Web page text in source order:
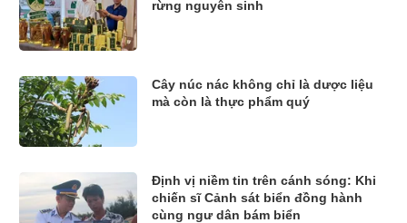
rừng nguyên sinh
Cây núc nác không chỉ là dược liệu
mà còn là thực phẩm quý
Định vị niềm tin trên cánh sóng: Khi
chiến sĩ Cảnh sát biển đồng hành
cùng ngư dân bám biển